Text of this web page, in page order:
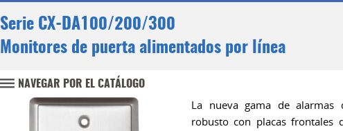
Serie CX-DA100/200/300
Monitores de puerta alimentados por línea
NAVEGAR POR EL CATÁLOGO
La nueva gama de alarmas
robusto con placas frontales